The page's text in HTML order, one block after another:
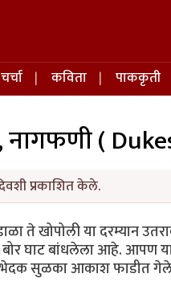
चर्चा कविता पाककृती
(
प्रकाशित केले.
ते खोपोली या दरम्यान
घाट बांधलेला आहे. आपण
भेदक सुळका आकाश फाडीत